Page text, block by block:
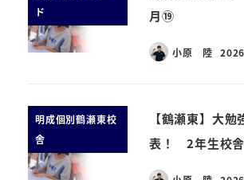
ド
月⑲
小原 陸
明成個別鶴瀬東校
舎
【鶴瀬東】大
表！ 2年生校